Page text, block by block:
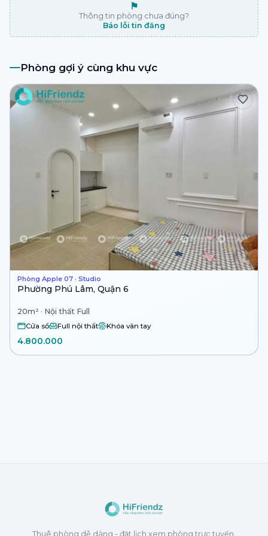
⚑
Thông tin phòng chưa đúng?
Báo lỗi tin đăng
Phòng gợi ý cùng khu vực
Phòng Apple 07 · Studio
Phường Phú Lâm, Quận 6
20m² · Nội thất Full
Cửa sổ Full nội thất Khóa vân tay
4.800.000
Thuê phòng dễ dàng - đặt lịch xem phòng trực tuyến.